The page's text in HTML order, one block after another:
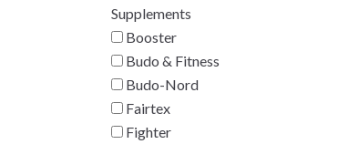
Supplements
Booster
Budo & Fitness
Budo-Nord
Fairtex
Fighter